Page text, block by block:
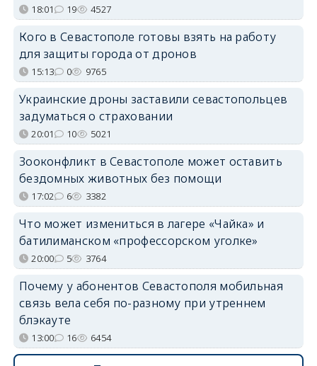
18:01 19 4527
Кого в Севастополе готовы взять на работу
для защиты города от дронов
15:13 0 9765
Украинские дроны заставили севастопольцев
задуматься о страховании
20:01 10 5021
Зооконфликт в Севастополе может оставить
бездомных животных без помощи
17:02 6 3382
Что может измениться в лагере «Чайка» и
батилиманском «профессорском уголке»
20:00 5 3764
Почему у абонентов Севастополя мобильная
связь вела себя по-разному при утреннем
блэкауте
13:00 16 6454